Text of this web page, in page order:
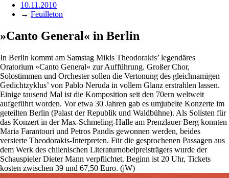
10.11.2010
→ Feuilleton
»Canto General« in Berlin
In Berlin kommt am Samstag Mikis Theodorakis’ legendäres
Oratorium »Canto General« zur Aufführung. Großer Chor,
Solostimmen und Orchester sollen die Vertonung des gleichnamigen
Gedichtzyklus’ von Pablo Neruda in vollem Glanz erstrahlen lassen.
Einige tausend Mal ist die Komposition seit den 70ern weltweit
aufgeführt worden. Vor etwa 30 Jahren gab es umjubelte Konzerte im
geteilten Berlin (Palast der Republik und Waldbühne). Als Solisten für
das Konzert in der Max-Schmeling-Halle am Prenzlauer Berg konnten
Maria Farantouri und Petros Pandis gewonnen werden, beides
versierte Theodorakis-Interpreten. Für die gesprochenen Passagen aus
dem Werk des chilenischen Literaturnobelpreisträgers wurde der
Schauspieler Dieter Mann verpflichtet. Beginn ist 20 Uhr, Tickets
kosten zwischen 39 und 67,50 Euro. (jW)